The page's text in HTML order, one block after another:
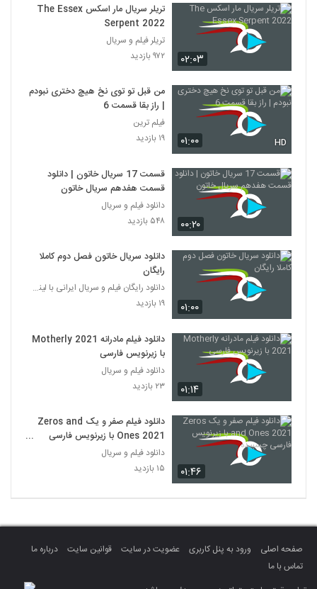
۰۲:۰۳
تریلر سریال مار اسکس The Essex
Serpent 2022
تریلر فیلم و سریال
۹۷۲ بازدید
۰۱:۰۰ HD
من قبل تو توی نخ هیچ دختری نبودم
| راز بقا قسمت 6
فیلم ترین
۱۹ بازدید
۰۰:۲۰
قسمت 17 سریال خاتون | دانلود
قسمت هفدهم سریال خاتون
دانلود فیلم و سریال
۵۴۸ بازدید
۰۱:۰۰
دانلود سریال خاتون فصل دوم کاملا
رایگان
دانلود رایگان فیلم و سریال ایرانی با لینک مستقیم
۱۹ بازدید
۰۱:۱۴
دانلود فیلم مادرانه Motherly 2021
با زیرنویس فارسی
دانلود فیلم و سریال
۲۳ بازدید
۰۱:۴۶
دانلود فیلم صفر و یک Zeros and
Ones 2021 با زیرنویس فارسی
چسبیده
دانلود فیلم و سریال
۱۵ بازدید
صفحه اصلی ورود به پنل کاربری عضویت در سایت قوانین سایت
درباره ما
تماس با ما